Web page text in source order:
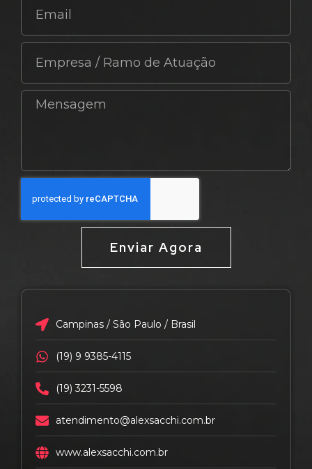
Enviar Agora
Campinas / São Paulo / Brasil
(19) 9 9385-4115
(19) 3231-5598
atendimento@alexsacchi.com.br
www.alexsacchi.com.br